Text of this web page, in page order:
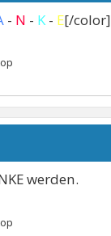
- N - K- E[/color]
werden.